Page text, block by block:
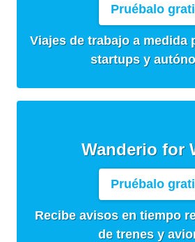
Pruébalo
Viajes de trabajo a medida
startups y
Wanderio for
Pruébalo
Recibe avisos en tiempo
de trenes y